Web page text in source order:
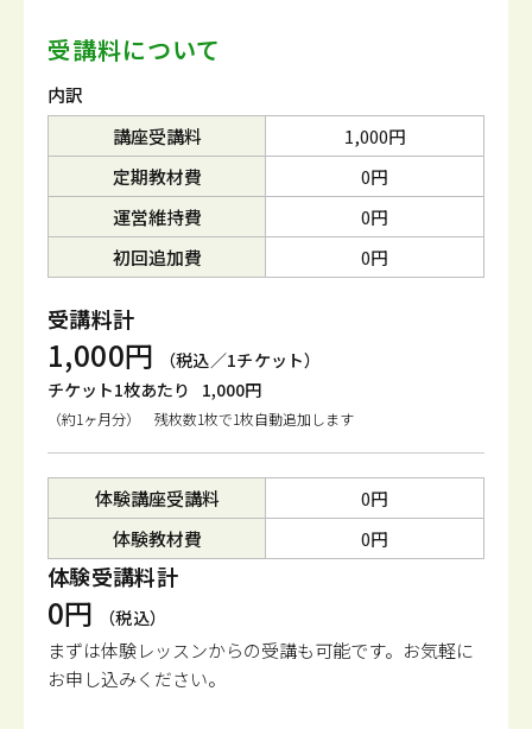
受講料について
内訳
講座受講料
1,000円
定期教材費
0円
運営維持費
0円
初回追加費
0円
受講料計
1,000円
（税込／1チケット）
チケット1枚あたり
1,000円
（約1ヶ月分） 残枚数1枚で1枚自動追加します
体験講座受講料
0円
体験教材費
0円
体験受講料計
0円 （税込）
まずは体験レッスンからの受講も可能です。 お気軽に
お申し込みください。